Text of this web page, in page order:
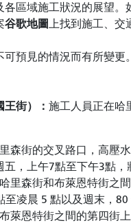
各區域施工狀況的展望
谷歌地圖上找到施工、交
可預見的情況而有所變
街）： 施工人員正在哈
森街的交叉路口，高壓
五，上午7點至下午3點，
里森街和布萊恩特街之
至凌晨 5 點以及週末，
萊恩特街之間的第四街